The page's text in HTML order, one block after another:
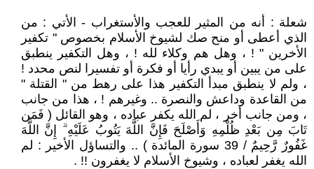
شعلة : أنه من المثير للعجب والأستغراب - الأتي : من
الذي أعطى أو منح صك لشيوخ الأسلام بخصوص " تكفير
الأخرين " ! ، وهل هم وكلاء لله ! ، وهل التكفير ينطبق
على من يبين أو يبدي رأيا أو فكرة أو تفسيرا لنص محدد !
، ولم لا ينطبق مبدأ التكفير هذا على رهط من " القتلة "
من القاعدة وداعش والنصرة .. وغيرهم ! ، هذا من جانب
، ومن جانب أخر ، لم الله يكفر عباده ، وهو القائل ( فَمَن
تَابَ مِن بَعْدِ ظُلْمِهِ وَأَصْلَحَ فَإِنَّ اللَّهَ يَتُوبُ عَلَيْهِ ۗ إِنَّ اللَّهَ
غَفُورٌ رَّحِيمٌ / 39 سورة المائدة ) .. والتساؤل الأخير : لم
الله يغفر لعباده ، وشيوخ الأسلام لا يغفرون !! .